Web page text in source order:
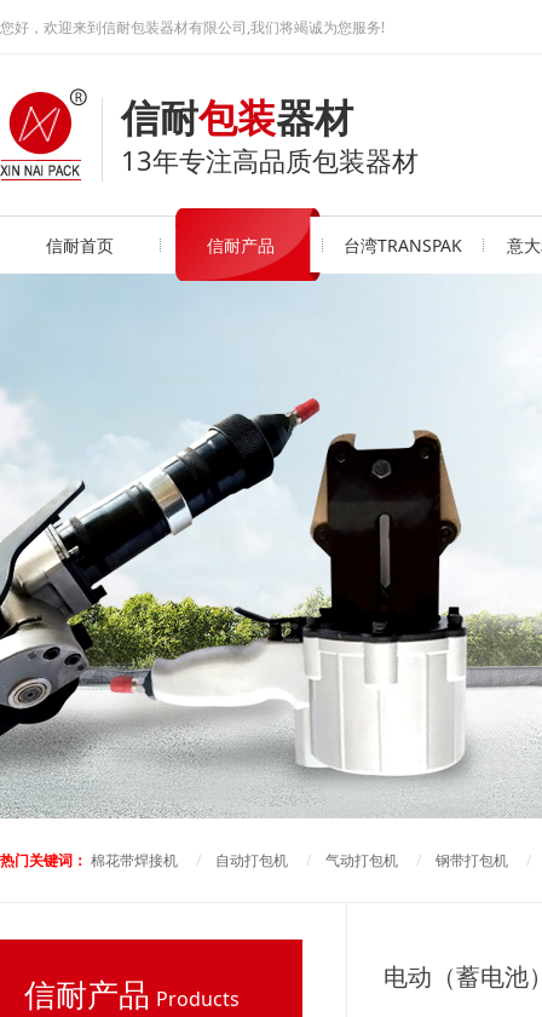
您好，欢迎来到信耐包装器材有限公司,我们将竭诚为您服务!
信耐包装器材
13年专注高品质包装器材
信耐首页 信耐产品 台湾TRANSPAK 意
热门关键词： 棉花带焊接机 / 自动打包机 / 气动打包机 / 钢带打包机
信耐产品 Products
电动（蓄电池